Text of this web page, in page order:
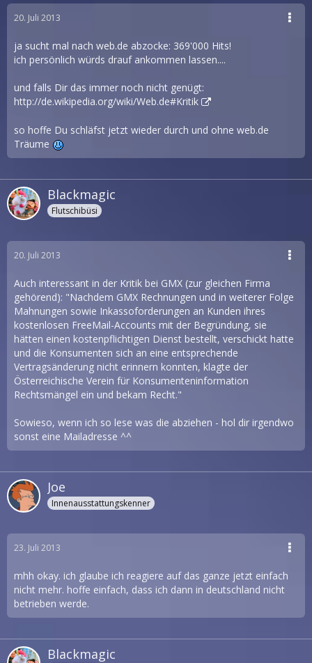
20. Juli 2013
ja sucht mal nach web.de abzocke: 369'000 Hits!
ich persönlich würds drauf ankommen lassen....
und falls Dir das immer noch nicht genügt:
http://de.wikipedia.org/wiki/Web.de#Kritik
so hoffe Du schläfst jetzt wieder durch und ohne web.de
Träume
Blackmagic
Flutschibüsi
20. Juli 2013
Auch interessant in der Kritik bei GMX (zur gleichen Firma
gehörend): "Nachdem GMX Rechnungen und in weiterer Folge
Mahnungen sowie Inkassoforderungen an Kunden ihres
kostenlosen FreeMail-Accounts mit der Begründung, sie
hätten einen kostenpflichtigen Dienst bestellt, verschickt hatte
und die Konsumenten sich an eine entsprechende
Vertragsänderung nicht erinnern konnten, klagte der
Österreichische Verein für Konsumenteninformation
Rechtsmängel ein und bekam Recht."
Sowieso, wenn ich so lese was die abziehen - hol dir irgendwo
sonst eine Mailadresse ^^
Joe
Innenausstattungskenner
23. Juli 2013
mhh okay. ich glaube ich reagiere auf das ganze jetzt einfach
nicht mehr. hoffe einfach, dass ich dann in deutschland nicht
betrieben werde.
Blackmagic